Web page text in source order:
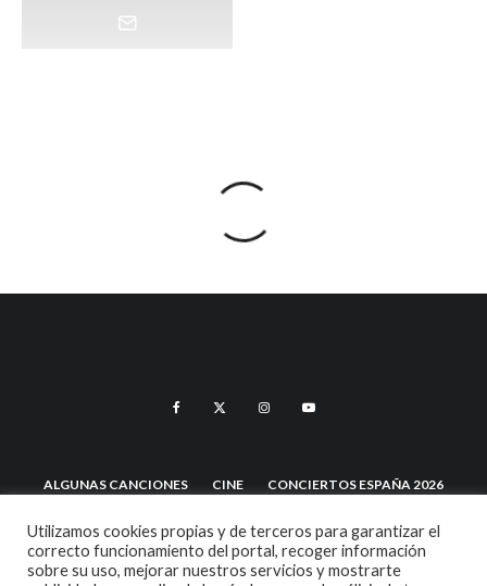
ALGUNAS CANCIONES CINE CONCIERTOS ESPAÑA 2026
CONCIERTOS ESPAÑA 2027 CRÓNICAS DOCUMENTALES
EL RINCÓN DEL GOURMET EN PAPEL ENTREVISTAS
Utilizamos cookies propias y de terceros para garantizar el
correcto funcionamiento del portal, recoger información
sobre su uso, mejorar nuestros servicios y mostrarte